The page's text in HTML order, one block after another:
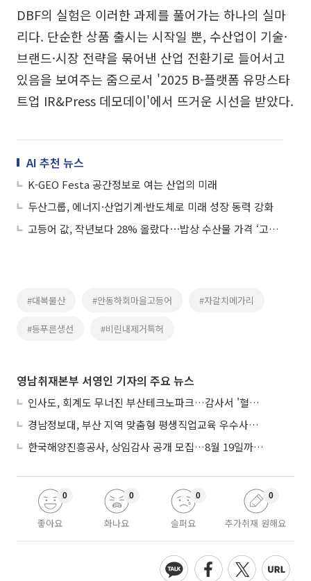
DBF의 실험은 이러한 과제를 풀어가는 하나의 실마
리다. 단순한 상품 출시는 시작일 뿐, 수산업이 기술·
브랜드·시장 전략을 묶어낸 산업 전환기로 들어서고
있음을 보여주는 줌으로서 '2025 B-플랫폼 유망스타
트업 IR&Press 데모데이'에서 뜨거운 시선을 받았다.
AI 추천 뉴스
K-GEO Festa 공간정보로 여는 산업의 미래
두산그룹, 에너지·산업기계·반도체로 미래 성장 동력 강화
고등어 값, 작년보다 28% 올랐다⋯밥상 수산물 가격 ‘고공행진’
#대복물산 #안동하회마을고등어 #자갈치메가리
#등푸른생선 #비린내제거특허
영남취재본부 서영인 기자의 주요 뉴스
인사도, 회계도 무너진 부산테크노파크…감사서 '혈세 유용·인사 뒤집기' 적발
경남정보대, 부산 지역 맞춤형 평생직업교육 우수사례로 혁신 주도
한국해양진흥공사, 상임감사 공개 모집…8월 19일까지 접수
좋아요
0
화나요
0
슬퍼요
0
추가취재 원해요
0